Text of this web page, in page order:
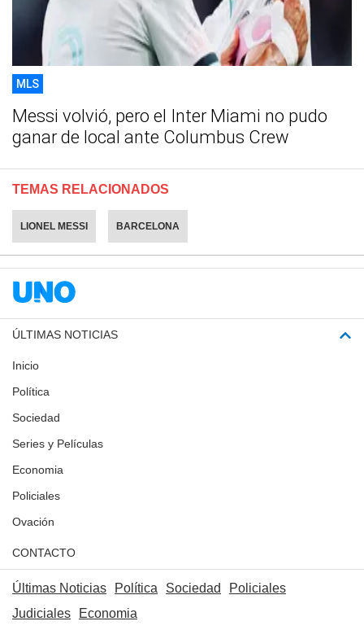
MLS
Messi volvió, pero el Inter Miami no pudo
ganar de local ante Columbus Crew
TEMAS RELACIONADOS
LIONEL MESSI BARCELONA
ÚLTIMAS NOTICIAS
Inicio
Política
Sociedad
Series y Películas
Economia
Policiales
Ovación
CONTACTO
Últimas Noticias Política Sociedad
Policiales
Judiciales
Economia